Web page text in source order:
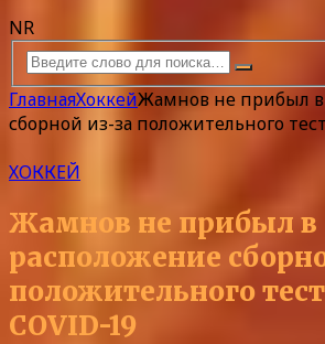
NR
ГлавнаяХоккейЖамнов не прибыл
сборной из-за положительного
ХОККЕЙ
Жамнов не прибыл в
расположение
положительного
COVID-19